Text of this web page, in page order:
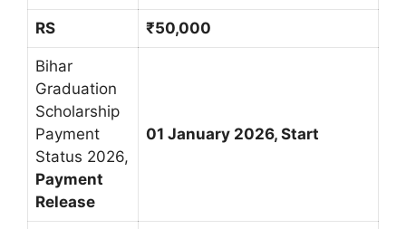
RS ₹50,000
Bihar
Graduation
Scholarship
Payment
Status 2026,
Payment
Release
01 January 2026, Start